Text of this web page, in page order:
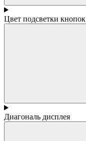
Цвет подсветки кнопок
Диагональ дисплея